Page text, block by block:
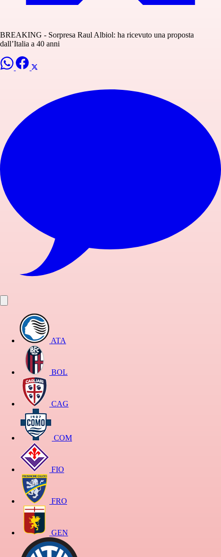
BREAKING - Sorpresa Raul Albiol: ha ricevuto una proposta
dall’Italia a 40 anni
ATA
BOL
CAG
COM
FIO
FRO
GEN